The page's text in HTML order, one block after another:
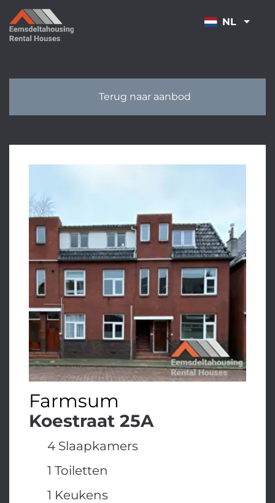
OVERSLAAN
NL
Terug naar aanbod
Farmsum
Koestraat 25A
4 Slaapkamers
1 Toiletten
1 Keukens